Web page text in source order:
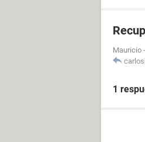
Mauricio -
1